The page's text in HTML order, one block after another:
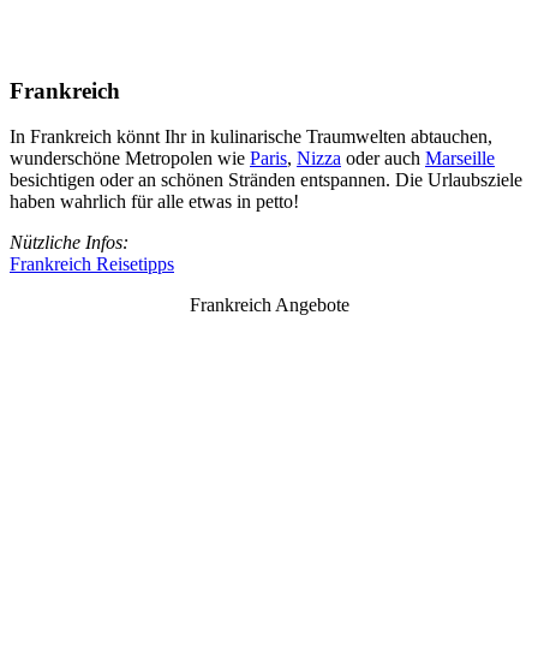
Frankreich
In Frankreich könnt Ihr in kulinarische Traumwelten abtauchen,
wunderschöne Metropolen wie Paris, Nizza oder auch Marseille
besichtigen oder an schönen Stränden entspannen. Die Urlaubsziele
haben wahrlich für alle etwas in petto!
Nützliche Infos:
Frankreich Reisetipps
Frankreich Angebote